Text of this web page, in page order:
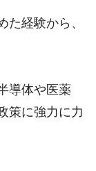
た経験から、
導体や医薬
策に強力に力